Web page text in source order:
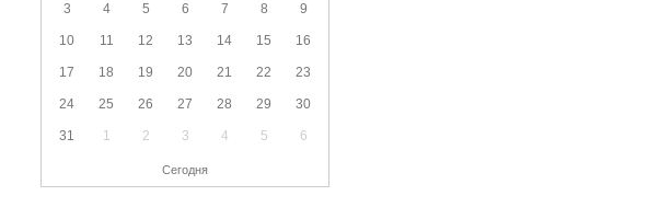
3 4 5 6 7 8 9
10 11 12 13 14 15 16
17 18 19 20 21 22 23
24 25 26 27 28 29 30
31 1 2 3 4 5 6
Сегодня